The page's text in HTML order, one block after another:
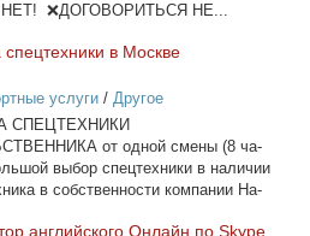
❌ДОГОВОРИТЬСЯ НЕ...
в Москве
услуги/ Другое
СПЕЦТЕХНИКИ
от од­ной сме­ны (8 ча­
вы­бор спец­тех­ни­ки в на­ли­чии
в соб­ствен­но­сти ком­па­нии На­
ан­глий­ско­го Он­лайн по Skype